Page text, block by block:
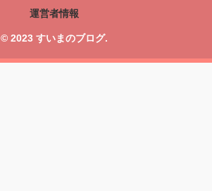
運営者情報
© 2023 すいまのブログ.